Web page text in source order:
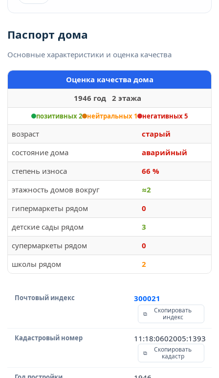
Паспорт дома
Основные характеристики и оценка качества
Оценка качества дома
1946 год 2 этажа
позитивных 2 нейтральных 1 негативных 5
возраст
старый
состояние дома
аварийный
степень износа
66 %
этажность домов вокруг
≈2
гипермаркеты рядом
0
детские сады рядом
3
супермаркеты рядом
0
школы рядом
2
Почтовый индекс 300021
Скопировать
индекс
Кадастровый номер 11:18:0602005:1393
Скопировать
кадастр